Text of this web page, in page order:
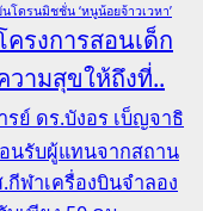
ดรนมิชชั่น ‘หนูน้อยจ้าวเวหา’
รงการสอนเด็ก
วามสุขให้ถึงที่..
รย์ ดร.บังอร เบ็ญจาธิ
นรับผู้แทนจากสถาน
กีฬาเครื่องบินจำลอง